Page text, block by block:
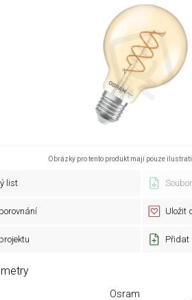
Obrázky pro tento produkt mají pouze
list
Uložit
Přidat
Osram